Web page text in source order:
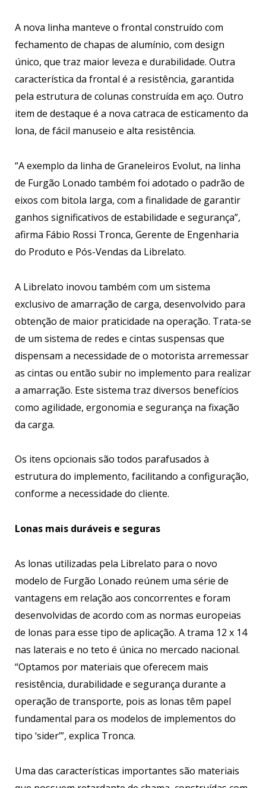
A nova linha manteve o frontal construído com
fechamento de chapas de alumínio, com design
único, que traz maior leveza e durabilidade. Outra
característica da frontal é a resistência, garantida
pela estrutura de colunas construída em aço. Outro
item de destaque é a nova catraca de esticamento da
lona, de fácil manuseio e alta resistência.
“A exemplo da linha de Graneleiros Evolut, na linha
de Furgão Lonado também foi adotado o padrão de
eixos com bitola larga, com a finalidade de garantir
ganhos significativos de estabilidade e segurança”,
afirma Fábio Rossi Tronca, Gerente de Engenharia
do Produto e Pós-Vendas da Librelato.
A Librelato inovou também com um sistema
exclusivo de amarração de carga, desenvolvido para
obtenção de maior praticidade na operação. Trata-se
de um sistema de redes e cintas suspensas que
dispensam a necessidade de o motorista arremessar
as cintas ou então subir no implemento para realizar
a amarração. Este sistema traz diversos benefícios
como agilidade, ergonomia e segurança na fixação
da carga.
Os itens opcionais são todos parafusados à
estrutura do implemento, facilitando a configuração,
conforme a necessidade do cliente.
Lonas mais duráveis e seguras
As lonas utilizadas pela Librelato para o novo
modelo de Furgão Lonado reúnem uma série de
vantagens em relação aos concorrentes e foram
desenvolvidas de acordo com as normas europeias
de lonas para esse tipo de aplicação. A trama 12 x 14
nas laterais e no teto é única no mercado nacional.
“Optamos por materiais que oferecem mais
resistência, durabilidade e segurança durante a
operação de transporte, pois as lonas têm papel
fundamental para os modelos de implementos do
tipo ‘sider’”, explica Tronca.
Uma das características importantes são materiais